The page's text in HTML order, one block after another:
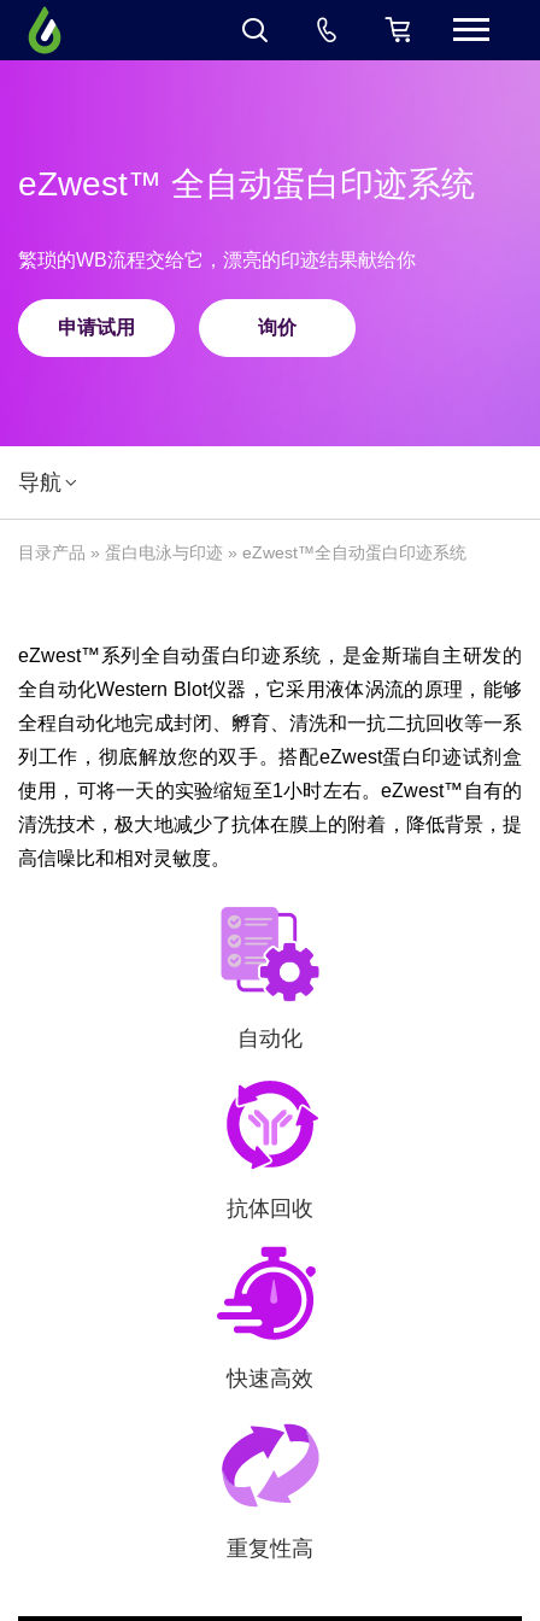
eZwest™ 全自动蛋白印迹系统
繁琐的WB流程交给它，漂亮的印迹结果献给你
申请试用 询价
导航
目录产品 » 蛋白电泳与印迹 » eZwest™全自动蛋白印迹系统
eZwest™系列全自动蛋白印迹系统，是金斯瑞自主研发的
全自动化Western Blot仪器，它采用液体涡流的原理，能够
全程自动化地完成封闭、孵育、清洗和一抗二抗回收等一系
列工作，彻底解放您的双手。搭配eZwest蛋白印迹试剂盒
使用，可将一天的实验缩短至1小时左右。​eZwest™自有的
清洗技术，极大地减少了抗体在膜上的附着，降低背景，提
高信噪比和相对灵敏度。
自动化
抗体回收
快速高效
重复性高